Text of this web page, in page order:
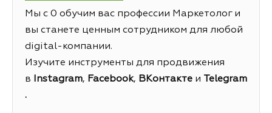
Мы с 0 обучим вас профессии Маркетолог и
вы станете ценным сотрудником для любой
digital-компании.
Изучите инструменты для продвижения
в
Instagram, Facebook, ВКонтакте и
Telegram
.